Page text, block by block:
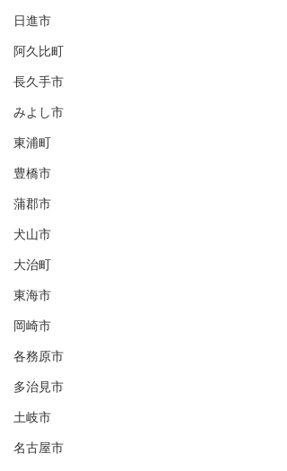
日進市
阿久比町
長久手市
みよし市
東浦町
豊橋市
蒲郡市
犬山市
大治町
東海市
岡崎市
各務原市
多治見市
土岐市
名古屋市